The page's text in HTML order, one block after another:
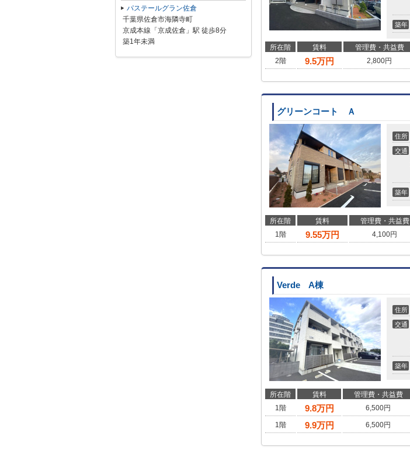
築年
所在階 賃料 管理費・共益費
2階
9.5万円 2,800円
グリーンコート Ａ
住所
交通
築年
所在階 賃料 管理費・共益費
1階
9.55万円 4,100円
Verde A棟
住所
交通
築年
所在階 賃料 管理費・共益費
1階
9.8万円 6,500円
1階
9.9万円 6,500円
パステールグラン佐倉
千葉県佐倉市海隣寺町
京成本線「京成佐倉」駅 徒歩8分
築1年未満